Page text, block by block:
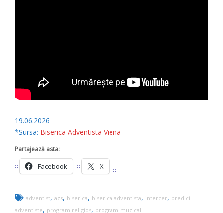
19.06.2026
*Sursa: Biserica Adventista Viena
Partajează asta:
Facebook X
adventist, azs, biserica, biserica adventista, intercer, predici
adventiste, program religios, program-muzical